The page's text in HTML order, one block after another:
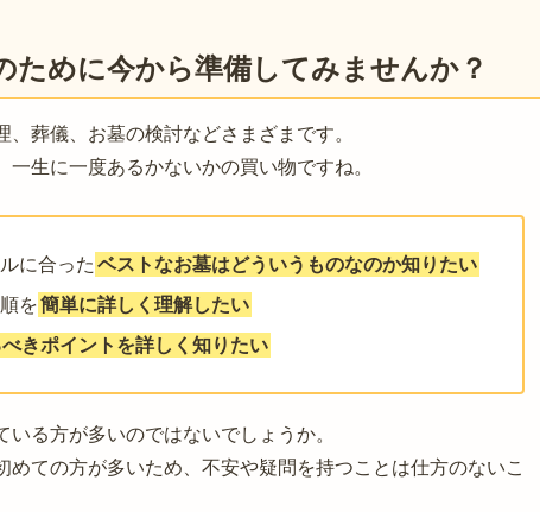
ために今から準備してみませんか？
葬儀、お墓の検討などさまざまです。
一生に一度あるかないかの買い物ですね。
に合った ベストなお墓はどういうものなのか知りたい
を簡単に詳しく理解したい
きポイントを詳しく知りたい
る方が多いのではないでしょうか。
めての方が多いため、不安や疑問を持つことは仕方のないこ